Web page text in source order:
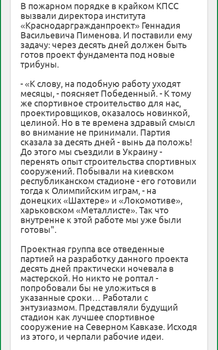
В пожарном порядке в крайком КПСС
вызвали директора института
«Краснодаргражданпроект» Геннадия
Васильевича Пименова. И поставили ему
задачу: через десять дней должен быть
готов проект фундамента под новые
трибуны.
- «К слову, на подобную работу уходят
месяцы, - поясняет Победенный. - К тому
же спортивное строительство для нас,
проектировщиков, оказалось новинкой,
целиной. Но в те времена здравый смысл
во внимание не принимали. Партия
сказала за десять дней - вынь да положь!
До этого мы съездили в Украину -
перенять опыт строительства спортивных
сооружений. Побывали на киевском
республиканском стадионе - его готовили
тогда к Олимпийским играм, - на
донецких «Шахтере» и «Локомотиве»,
харьковском «Металлисте». Так что
внутренне к этой работе мы уже были
готовы".
Проектная группа все отведенные
партией на разработку данного проекта
десять дней практически ночевала в
мастерской. Но никто не роптал -
попробовали бы не уложиться в
указанные сроки… Работали с
энтузиазмом. Представляли будущий
стадион как лучшее спортивное
сооружение на Северном Кавказе. Исходя
из этого, и черпали рабочие идеи.